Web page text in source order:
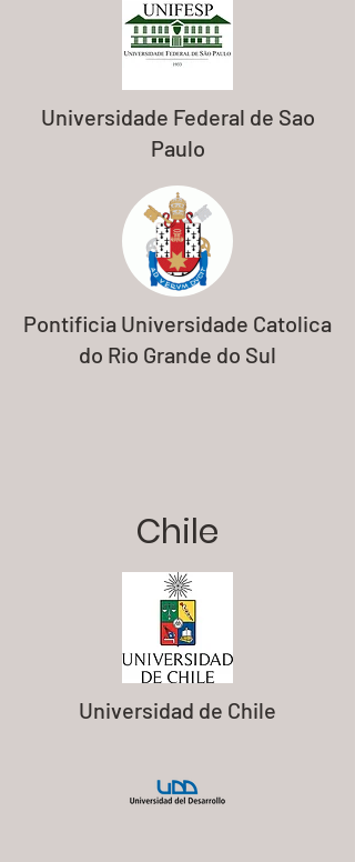
Universidade Federal de Sao
Paulo
Pontificia Universidade Catolica
do Rio Grande do Sul
Chile
Universidad de Chile